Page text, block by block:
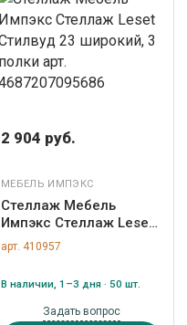
2 904 руб.
МЕБЕЛЬ ИМПЭКС
Стеллаж Мебель
Импэкс Стеллаж Leset
Стилвуд 23 широкий, 3
полки арт.
арт. 410957
В наличии, 1–3 дня · 50 шт.
Задать вопрос